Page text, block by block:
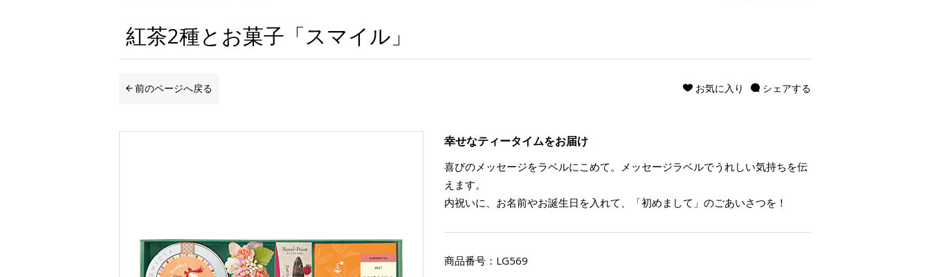
紅茶2種とお菓子「スマイル」
前のページへ戻る シェアする
お気に入り
幸せなティータイムをお届け
喜びのメッセージをラベルにこめて。メッセージラベルでうれしい気持ちを伝
えます。
内祝いに、お名前やお誕生日を入れて、「初めまして」のごあいさつを！
商品番号： LG569